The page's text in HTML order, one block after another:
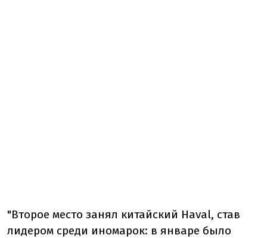
"Второе место занял китайский Haval, став
лидером среди иномарок: в январе было